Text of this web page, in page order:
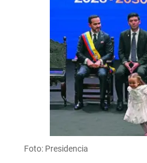
Foto: Presidencia